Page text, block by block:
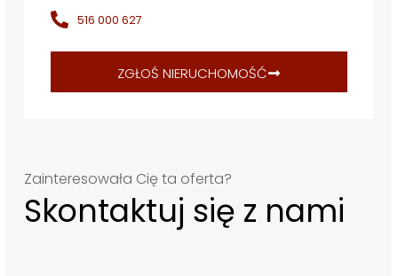
516 000 627
ZGŁOŚ NIERUCHOMOŚĆ
Zainteresowała Cię ta oferta?
Skontaktuj się z nami